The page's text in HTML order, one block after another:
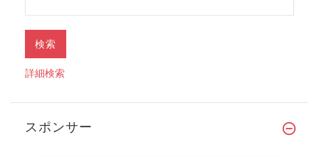
詳細検索
スポンサー